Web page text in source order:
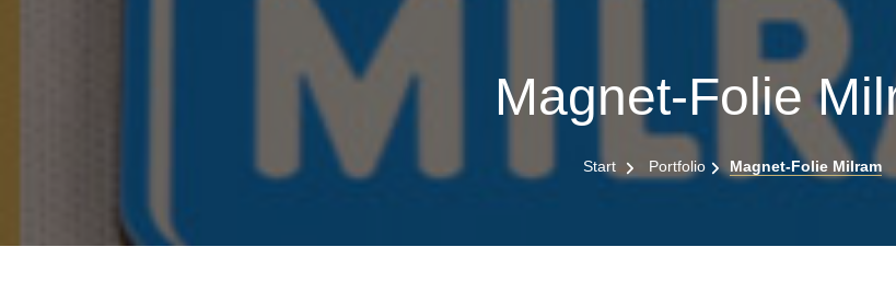
Magnet-Folie
Start Portfolio Magnet-Folie Milram